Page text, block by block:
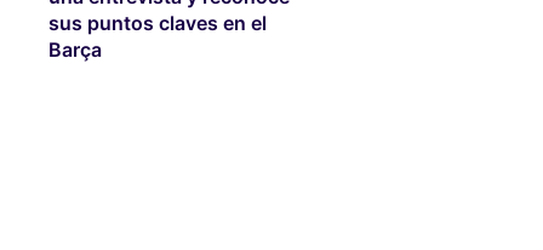
sus puntos claves en el
Barça